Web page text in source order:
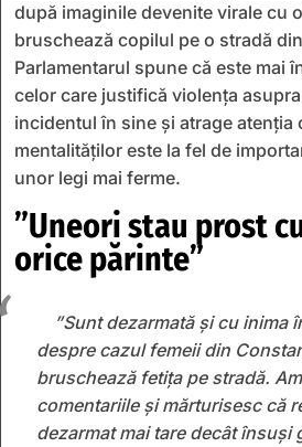
după imaginile devenite virale cu
bruschează copilul pe o stradă
Parlamentarul spune că este mai
celor care justifică violența
incidentul în sine și atrage atenția
mentalităților este la fel de
unor legi mai ferme.
”Uneori stau prost
orice părinte”
”Sunt dezarmată și cu
despre cazul femeii din
bruschează fetița pe stradă.
comentariile și mărturisesc că
dezarmat mai tare decât însuși